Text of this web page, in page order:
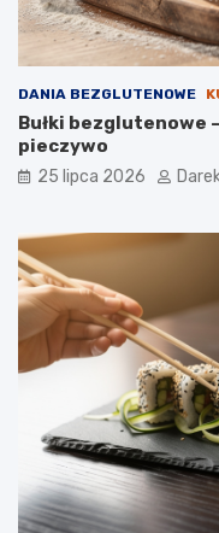
DANIA BEZGLUTENOWE
Bułki bezglutenowe
pieczywo
25 lipca 2026